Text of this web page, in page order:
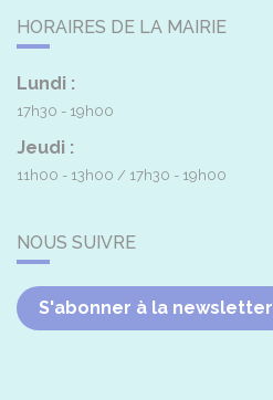
HORAIRES DE LA MAIRIE
Lundi :
17h30 - 19h00
Jeudi :
11h00 - 13h00 17h30 - 19h00
NOUS SUIVRE
S'abonner à la newsletter